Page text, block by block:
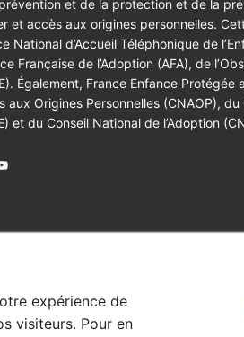
expérience de
visiteurs. Pour en
et de la protection et de la
et accès aux origines personnelles.
National d’Accueil Téléphonique de
Française de l’Adoption (AFA), de
Également, France Enfance
aux Origines Personnelles (CNAOP),
et du Conseil National de l’Adoption